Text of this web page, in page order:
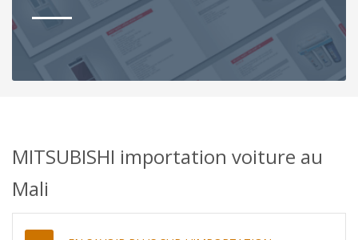
MITSUBISHI importation voiture au
Mali